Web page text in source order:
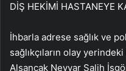
DİŞ HEKİMİ HASTANEYE
İhbarla adrese sağlık ve
sağlıkçıların olay
Alsancak Nevvar Salih